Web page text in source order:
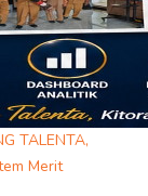
TALENTA,
Merit